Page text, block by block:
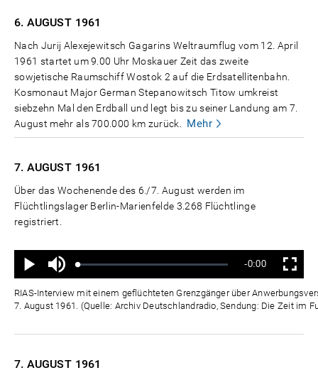
6. AUGUST 1961
Nach Jurij Alexejewitsch Gagarins Weltraumflug vom 12. April
1961 startet um 9.00 Uhr Moskauer Zeit das zweite
sowjetische Raumschiff Wostok 2 auf die Erdsatellitenbahn.
Kosmonaut Major German Stepanowitsch Titow umkreist
siebzehn Mal den Erdball und legt bis zu seiner Landung am 7.
August mehr als 700.000 km zurück.
Mehr
7. AUGUST 1961
Über das Wochenende des 6./7. August werden im
Flüchtlingslager Berlin-Marienfelde 3.268 Flüchtlinge
registriert.
Wiedergabe
Ton
aus
Geladen:
Status:
Verbleibende
Zeit
-0:00 Vollbild
RIAS-Interview mit einem geflüchteten Grenzgänger über
7. August 1961. (Quelle: Archiv Deutschlandradio, Sendung: Die Zeit im
7. AUGUST 1961